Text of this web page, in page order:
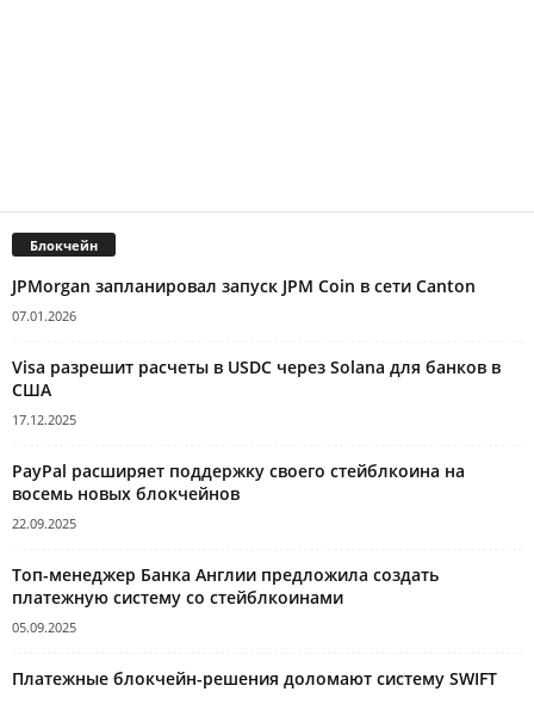
Блокчейн
JPMorgan запланировал запуск JPM Coin в сети Canton
07.01.2026
Visa разрешит расчеты в USDC через Solana для банков в
США
17.12.2025
PayPal расширяет поддержку своего стейблкоина на
восемь новых блокчейнов
22.09.2025
Топ-менеджер Банка Англии предложила создать
платежную систему со стейблкоинами
05.09.2025
Платежные блокчейн-решения доломают систему SWIFT